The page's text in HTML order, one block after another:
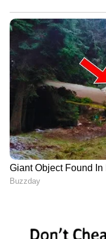
നല്ലൊരു
ലഭിക്കുന്ന
എമര്‍ജന്‍സി
മാത്രമായി ഒരു
വെക്കുക.
വലിയൊരു
നിങ്ങളെ